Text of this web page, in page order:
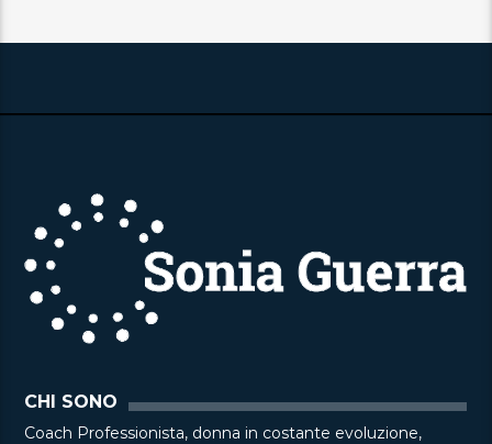
CHI SONO
Coach Professionista, donna in costante evoluzione,